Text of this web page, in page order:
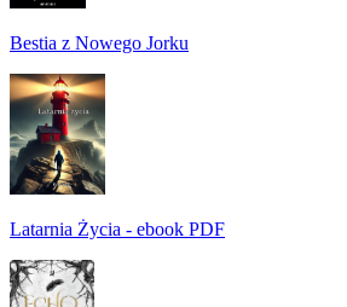
Bestia z Nowego Jorku
Latarnia Życia - ebook PDF